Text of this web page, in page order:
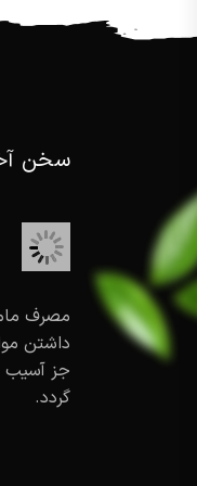
سخن
مصرف
داشتن
جز آسیب
گردد.